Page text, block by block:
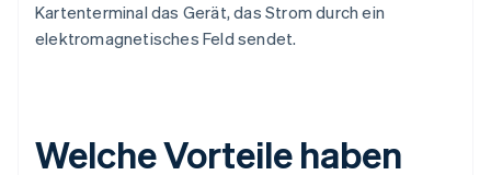
Kartenterminal das Gerät, das Strom durch ein
elektromagnetisches Feld sendet.
Welche Vorteile haben